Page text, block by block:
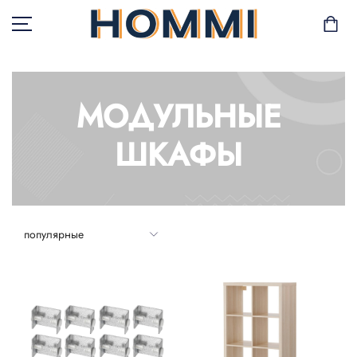
В НАЛИЧИИ
ГОРШКИ И РАСТЕНИЯ
МОДУЛЬНЫЕ
ШКАФЫ